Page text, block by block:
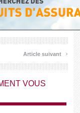
Article suivant ›
VOUS